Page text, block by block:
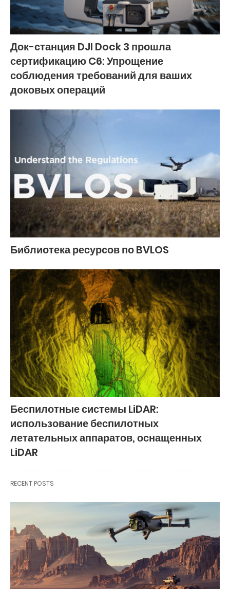
Док-станция DJI Dock 3 прошла
сертификацию C6: Упрощение
соблюдения требований для ваших
доковых операций
Библиотека ресурсов по BVLOS
Беспилотные системы LiDAR:
использование беспилотных
летательных аппаратов, оснащенных
LiDAR
RECENT POSTS